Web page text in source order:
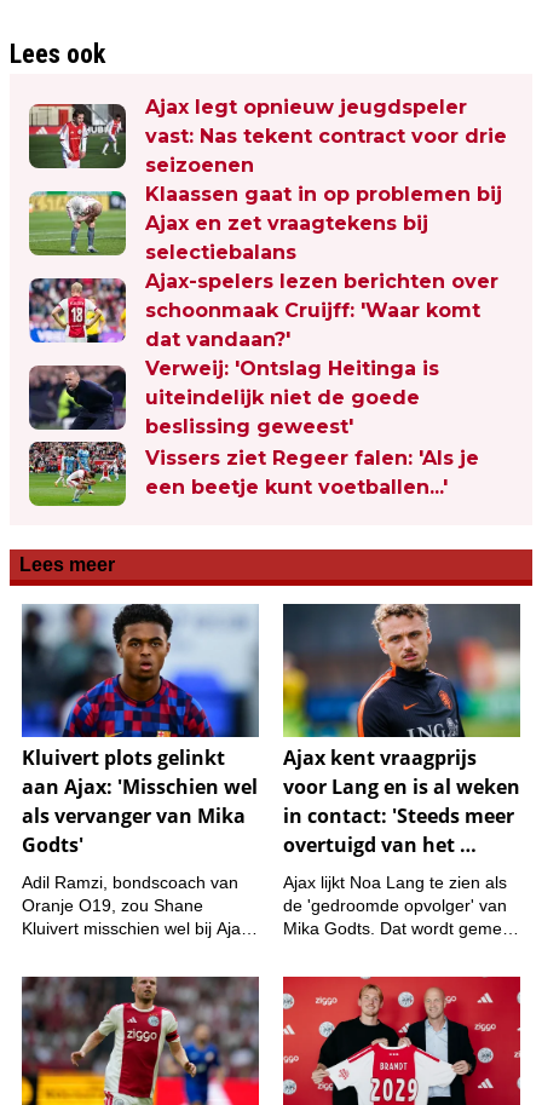
Lees ook
Ajax legt opnieuw jeugdspeler
vast: Nas tekent contract voor drie
seizoenen
Klaassen gaat in op problemen bij
Ajax en zet vraagtekens bij
selectiebalans
Ajax-spelers lezen berichten over
schoonmaak Cruijff: 'Waar komt
dat vandaan?'
Verweij: 'Ontslag Heitinga is
uiteindelijk niet de goede
beslissing geweest'
Vissers ziet Regeer falen: 'Als je
een beetje kunt voetballen...'